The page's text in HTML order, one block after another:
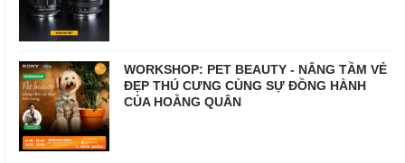
WORKSHOP: PET BEAUTY - NÂNG TẦM VẺ
ĐẸP THÚ CƯNG CÙNG SỰ ĐỒNG HÀNH
CỦA HOẰNG QUÂN